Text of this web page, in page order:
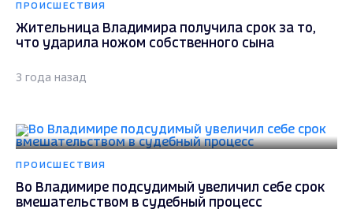
ПРОИСШЕСТВИЯ
Жительница Владимира получила срок за то,
что ударила ножом собственного сына
3 года назад
ПРОИСШЕСТВИЯ
Во Владимире подсудимый увеличил себе срок
вмешательством в судебный процесс